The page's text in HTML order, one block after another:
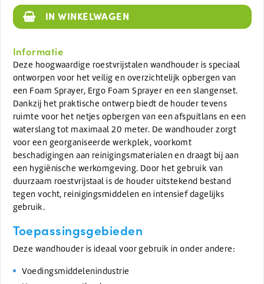
IN WINKELWAGEN
Informatie
Deze hoogwaardige roestvrijstalen wandhouder is speciaal
ontworpen voor het veilig en overzichtelijk opbergen van
een Foam Sprayer, Ergo Foam Sprayer en een slangenset.
Dankzij het praktische ontwerp biedt de houder tevens
ruimte voor het netjes opbergen van een afspuitlans en een
waterslang tot maximaal 20 meter. De wandhouder zorgt
voor een georganiseerde werkplek, voorkomt
beschadigingen aan reinigingsmaterialen en draagt bij aan
een hygiënische werkomgeving. Door het gebruik van
duurzaam roestvrijstaal is de houder uitstekend bestand
tegen vocht, reinigingsmiddelen en intensief dagelijks
gebruik.
Toepassingsgebieden
Deze wandhouder is ideaal voor gebruik in onder andere:
Voedingsmiddelenindustrie